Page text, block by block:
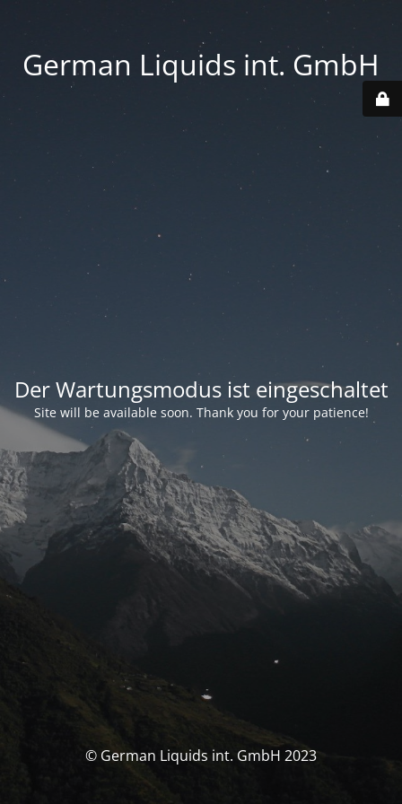
German Liquids int. GmbH
Der Wartungsmodus ist eingeschaltet
Site will be available soon. Thank you for your patience!
© German Liquids int. GmbH 2023